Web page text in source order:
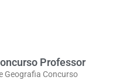
Professor
Geografia Concurso